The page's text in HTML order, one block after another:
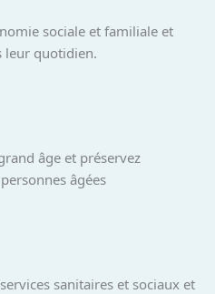
sociale et familiale et
leur quotidien.
âge et préservez
âgées
sanitaires et sociaux et